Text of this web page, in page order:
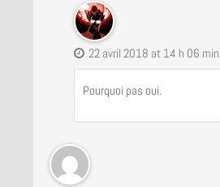
22 avril 2018 at 14 h 06 min
Pourquoi pas oui.